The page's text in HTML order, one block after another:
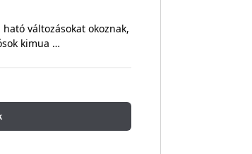
változásokat okoznak,
kimua …